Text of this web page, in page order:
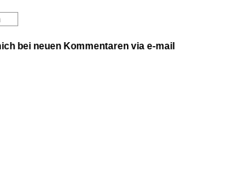
bei neuen Kommentaren via e-mail